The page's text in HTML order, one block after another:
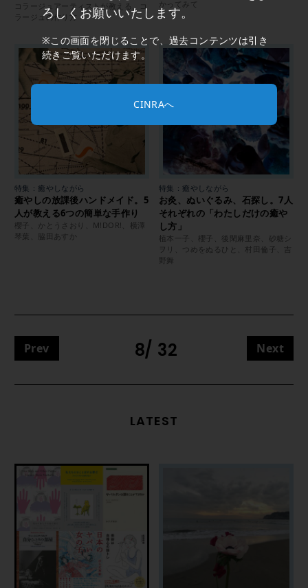
ろしくお願いいたします。
※この画面を閉じることで、過去コンテンツは引き
続きご覧いただけます。
CINRAへ
コラージュアーティストが教える、コ
ラージュの作り方
かってみて
特集：癒やしながら
癒やしの放課後ハンドメイド。5
人が教える6つの簡単な手作り
櫻子、かとうさおり、M!DOR!、横澤
琴葉、脇田あすか
特集：癒やしながら
お灸、ぬいぐるみ、石探し。7人
それぞれの「わたしだけの癒や
し方」
植本一子、櫻子、後閑麻里奈、砂糖シ
ヲリ、つめをぬるひと、村田倫子、吉
野舞
Prev Next
8 32
LATEST